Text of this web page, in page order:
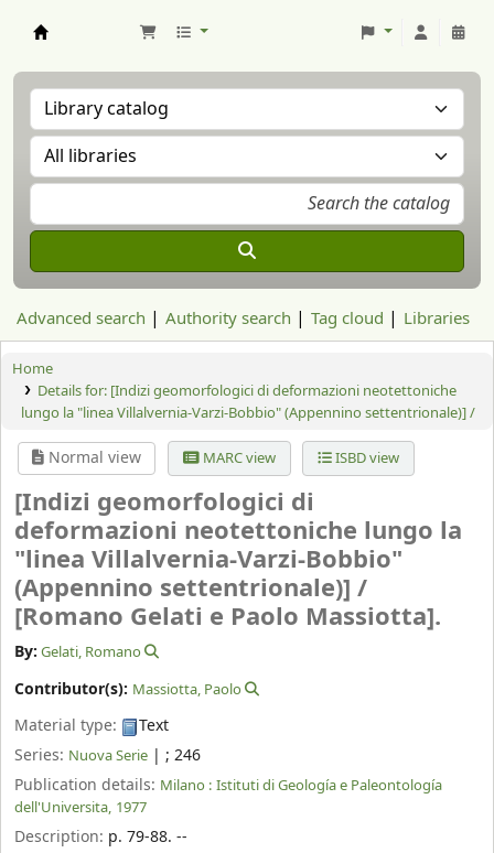
Advanced search Authority search Tag cloud Libraries
Home
Details for: [Indizi geomorfologici di deformazioni neotettoniche
lungo la "linea Villalvernia-Varzi-Bobbio" (Appennino settentrionale)] /
Normal view MARC view ISBD view
[Indizi geomorfologici di
deformazioni neotettoniche lungo la
"linea Villalvernia-Varzi-Bobbio"
(Appennino settentrionale)] /
[Romano Gelati e Paolo Massiotta].
By: Gelati, Romano
Contributor(s): Massiotta, Paolo
Material type:
Text
Series: Nuova Serie | ; 246
Publication details: Milano : Istituti di Geología e Paleontología
dell'Universita, 1977
Description: p. 79-88. --